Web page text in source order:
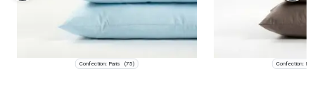
Confection: Paris (75) Confection: